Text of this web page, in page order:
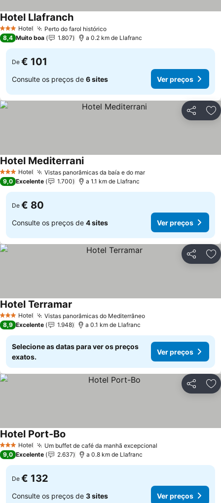
3 EstrelasHotel Perto do farol históricoVer preços
Hotel LlafranchVer preços
8,4 Muito boa 1.807 a 0.2 km de Llafranc
De € 101
Consulte os preços de 6 sites Ver preços
Partilhar
3 EstrelasHotel Vistas panorâmicas da baía e do marVer preços
Hotel MediterraniVer preços
9,0 Excelente 1.700 a 1.1 km de Llafranc
De € 80
Consulte os preços de 4 sites Ver preços
Partilhar
3 EstrelasHotel Vistas panorâmicas do MediterrâneoVer preços
Hotel Terramar
8,9 Excelente 1.948 a 0.1 km de Llafranc
Selecione as datas para ver os preços
exatos.
Ver preços
Partilhar
3 EstrelasHotel Um buffet de café da manhã excepcional
Hotel Port-Bo
9,0 Excelente 2.637 a 0.8 km de Llafranc
De € 132
Consulte os preços de 3 sites Ver preços